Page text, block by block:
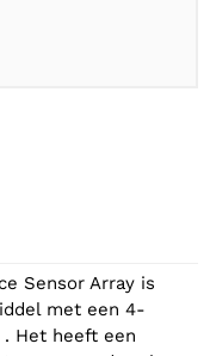
Sensor Array is
met een 4-
Het heeft een